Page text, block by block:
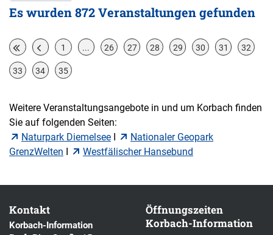
Es wurden 872 Veranstaltungen gefunden
1 ... 26 27 28 29 30 31 32
33 34 35
Weitere Veranstaltungsangebote in und um Korbach finden
Sie auf folgenden Seiten:
Naturpark Diemelsee I
Nationaler Geopark
GrenzWelten I Westfälischer Hansebund
Kontakt
Korbach-Information
Öffnungszeiten
Korbach-Information